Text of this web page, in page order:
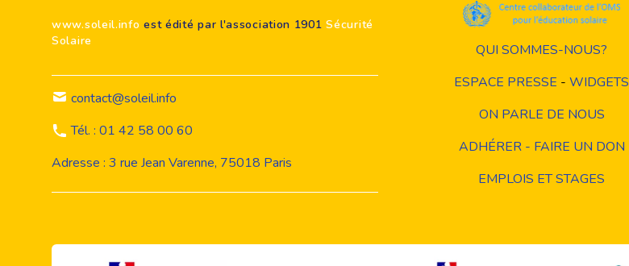
www.soleil.info est édité par l'association 1901Sécurité
Solaire
contact@soleil.info
Tél. : 01 42 58 00 60
Adresse : 3 rue Jean Varenne, 75018 Paris
QUI SOMMES-NOUS?
ESPACE PRESSE - WIDGETS
ON PARLE DE NOUS
ADHÉRER - FAIRE UN DON
EMPLOIS ET STAGES